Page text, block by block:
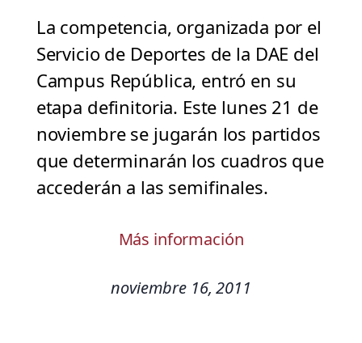
La competencia, organizada por el
Servicio de Deportes de la DAE del
Campus República, entró en su
etapa definitoria. Este lunes 21 de
noviembre se jugarán los partidos
que determinarán los cuadros que
accederán a las semifinales.
Más información
noviembre 16, 2011